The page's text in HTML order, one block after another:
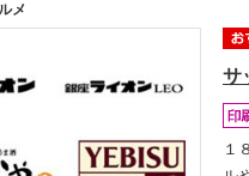
メ
サ
１